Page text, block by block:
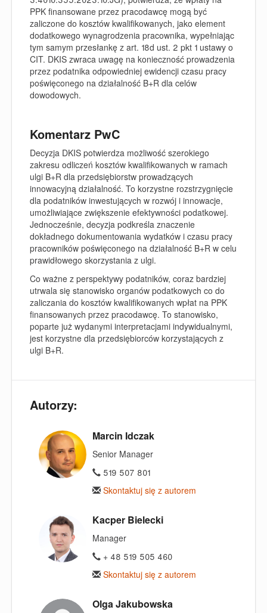
PPK finansowane przez pracodawcę mogą być
zaliczone do kosztów kwalifikowanych, jako element
dodatkowego wynagrodzenia pracownika, wypełniając
tym samym przesłankę z art. 18d ust. 2 pkt 1 ustawy o
CIT. DKIS zwraca uwagę na konieczność prowadzenia
przez podatnika odpowiedniej ewidencji czasu pracy
poświęconego na działalność B+R dla celów
dowodowych.
Komentarz PwC
Decyzja DKIS potwierdza możliwość szerokiego
zakresu odliczeń kosztów kwalifikowanych w ramach
ulgi B+R dla przedsiębiorstw prowadzących
innowacyjną działalność. To korzystne rozstrzygnięcie
dla podatników inwestujących w rozwój i innowacje,
umożliwiające zwiększenie efektywności podatkowej.
Jednocześnie, decyzja podkreśla znaczenie
dokładnego dokumentowania wydatków i czasu pracy
pracowników poświęconego na działalność B+R w celu
prawidłowego skorzystania z ulgi.
Co ważne z perspektywy podatników, coraz bardziej
utrwala się stanowisko organów podatkowych co do
zaliczania do kosztów kwalifikowanych wpłat na PPK
finansowanych przez pracodawcę. To stanowisko,
poparte już wydanymi interpretacjami indywidualnymi,
jest korzystne dla przedsiębiorców korzystających z
ulgi B+R.
Autorzy:
Marcin Idczak
Senior Manager
519 507 801
Skontaktuj się z autorem
Kacper Bielecki
Manager
+ 48 519 505 460
Skontaktuj się z autorem
Olga Jakubowska